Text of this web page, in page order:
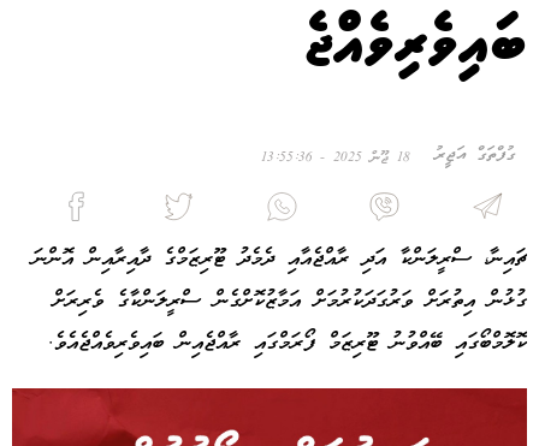
ބައިވެރިވެއްޖެ
ގުފްތަގް އަޖީރު 18 ޖޫން 2025 - 13:55:36
ޗައިނާ، ސްރީލަންކާ އަދި ރާއްޖެއާއި ދެމެދު ޓޫރިޒަމްގެ ދާއިރާއިން އޮންނަ
ގުޅުން އިތުރަށް ވަރުގަދަކުރުމަށް އަމާޒުކޮށްގެން ސްރީލަންކާގެ ވެރިރަށް
ކޮލޮމްބޯގައި ބޭއްވުނު ޓޫރިޒަމް ފޯރަމްގައި ރާއްޖެއިން ބައިވެރިވެއްޖެއެވެ.